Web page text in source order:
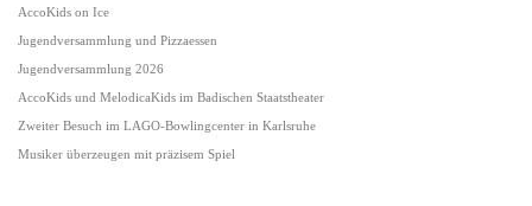
AccoKids on Ice
Jugendversammlung und Pizzaessen
Jugendversammlung 2026
AccoKids und MelodicaKids im Badischen Staatstheater
Zweiter Besuch im LAGO-Bowlingcenter in Karlsruhe
Musiker überzeugen mit präzisem Spiel